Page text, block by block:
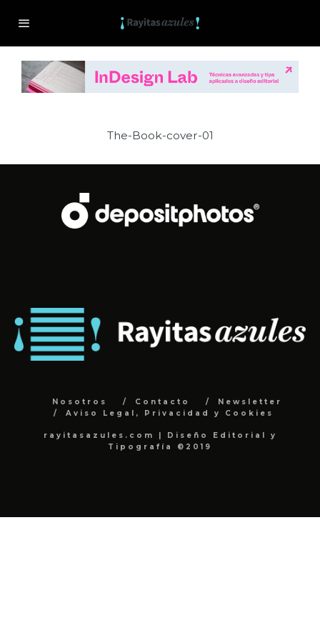
The-Book-cover-01
Nosotros Contacto
Newsletter
Aviso Legal, Privacidad y Cookies
rayitasazules.com | Diseño Editorial y
Tipografía ©2019